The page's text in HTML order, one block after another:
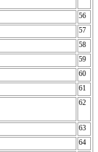
56
57
58
59
60
61
62
63
64